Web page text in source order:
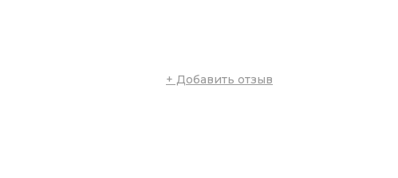
+ Добавить отзыв